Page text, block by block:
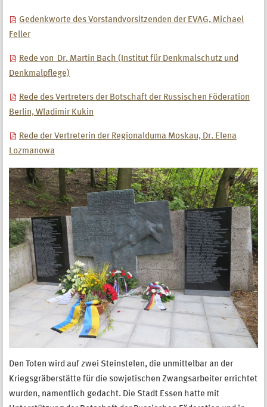
Gedenkworte des Vorstandvorsitzenden der EVAG, Michael
Feller
Rede von Dr. Martin Bach (Institut für Denkmalschutz und
Denkmalpflege)
Rede des Vertreters der Botschaft der Russischen Föderation
Berlin, Wladimir Kukin
Rede der Vertreterin der Regionalduma Moskau, Dr. Elena
Lozmanowa
Den Toten wird auf zwei Steinstelen, die unmittelbar an der
Kriegsgräberstätte für die sowjetischen Zwangsarbeiter errichtet
wurden, namentlich gedacht. Die Stadt Essen hatte mit